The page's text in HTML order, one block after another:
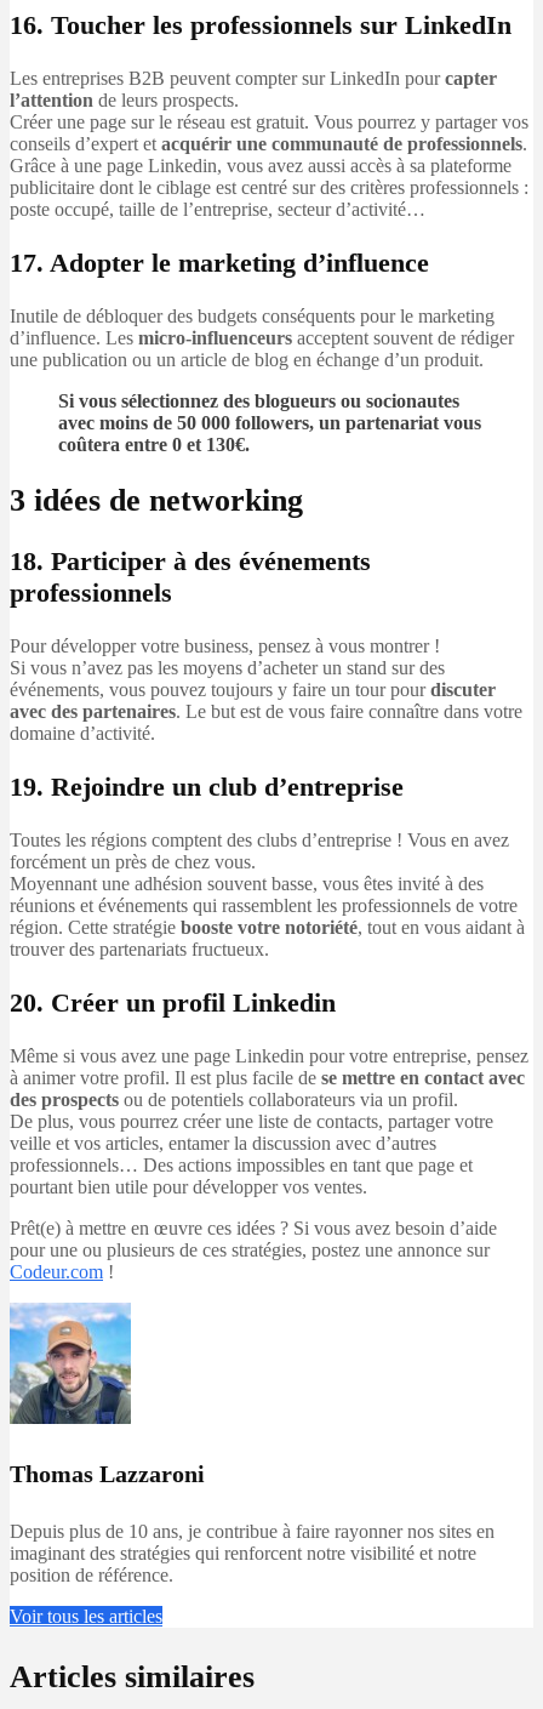
16. Toucher les professionnels sur LinkedIn
Les entreprises B2B peuvent compter sur LinkedIn pourcapter
l’attention de leurs prospects.
Créer une page sur le réseau est gratuit. Vous pourrez y partager vos
conseils d’expert et acquérir une communauté de professionnels.
Grâce à une page Linkedin, vous avez aussi accès à sa plateforme
publicitaire dont le ciblage est centré sur des critères professionnels :
poste occupé, taille de l’entreprise, secteur d’activité…
17. Adopter le marketing d’influence
Inutile de débloquer des budgets conséquents pour le marketing
d’influence. Les micro-influenceurs acceptent souvent de rédiger
une publication ou un article de blog en échange d’un produit.
Si vous sélectionnez des blogueurs ou socionautes
avec moins de 50 000 followers, un partenariat vous
coûtera entre 0 et 130€.
3 idées de networking
18. Participer à des événements
professionnels
Pour développer votre business, pensez à vous montrer !
Si vous n’avez pas les moyens d’acheter un stand sur des
événements, vous pouvez toujours y faire un tour pourdiscuter
avec des partenaires. Le but est de vous faire connaître dans votre
domaine d’activité.
19. Rejoindre un club d’entreprise
Toutes les régions comptent des clubs d’entreprise ! Vous en avez
forcément un près de chez vous.
Moyennant une adhésion souvent basse, vous êtes invité à des
réunions et événements qui rassemblent les professionnels de votre
région. Cette stratégie booste votre notoriété, tout en vous aidant à
trouver des partenariats fructueux.
20. Créer un profil Linkedin
Même si vous avez une page Linkedin pour votre entreprise, pensez
à animer votre profil. Il est plus facile de se mettre en contact avec
des prospects ou de potentiels collaborateurs via un profil.
De plus, vous pourrez créer une liste de contacts, partager votre
veille et vos articles, entamer la discussion avec d’autres
professionnels… Des actions impossibles en tant que page et
pourtant bien utile pour développer vos ventes.
Prêt(e) à mettre en œuvre ces idées ? Si vous avez besoin d’aide
pour une ou plusieurs de ces stratégies, postez une annonce sur
Codeur.com !
Thomas Lazzaroni
Depuis plus de 10 ans, je contribue à faire rayonner nos sites en
imaginant des stratégies qui renforcent notre visibilité et notre
position de référence.
Voir tous les articles
Articles similaires